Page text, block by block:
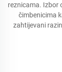
reznicama. Izbor
čimbenicima
zahtijevani